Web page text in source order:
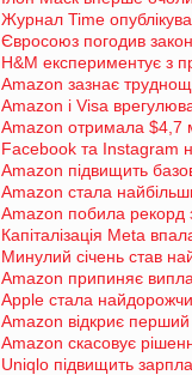
Журнал Time
Євросоюз погодив
H&M експериментує з
Amazon зазнає
Amazon і Visa
Amazon отримала $4,7
Facebook та Instagram
Amazon підвищить
Amazon стала
Amazon побила рекорд
Капіталізація Meta
Минулий січень став
Amazon припиняє
Apple стала
Amazon відкриє
Amazon скасовує
Uniqlo підвищить